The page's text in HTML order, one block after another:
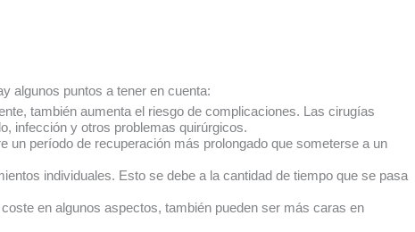
algunos puntos a tener en cuenta:
también aumenta el riesgo de complicaciones. Las cirugías
infección y otros problemas quirúrgicos.
un período de recuperación más prolongado que someterse a un
individuales. Esto se debe a la cantidad de tiempo que se pasa
en algunos aspectos, también pueden ser más caras en